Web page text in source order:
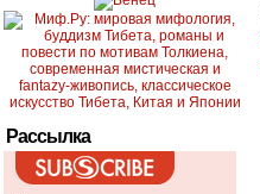
Рассылка